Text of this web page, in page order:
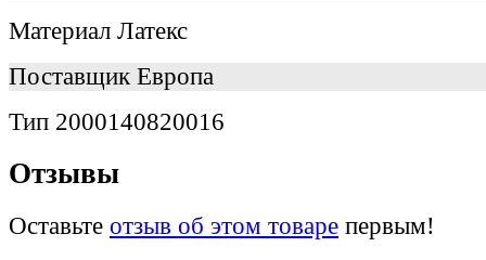
Материал Латекс
Поставщик Европа
Тип 2000140820016
Отзывы
Оставьте отзыв об этом товаре первым!